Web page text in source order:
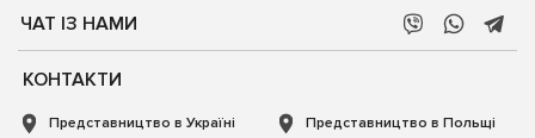
ЧАТ ІЗ НАМИ
КОНТАКТИ
Представництво в Україні
Представництво в Польщі